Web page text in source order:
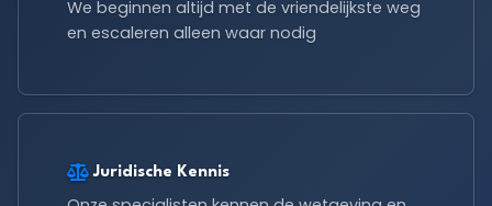
We beginnen altijd met de vriendelijkste weg
en escaleren alleen waar nodig
Juridische Kennis